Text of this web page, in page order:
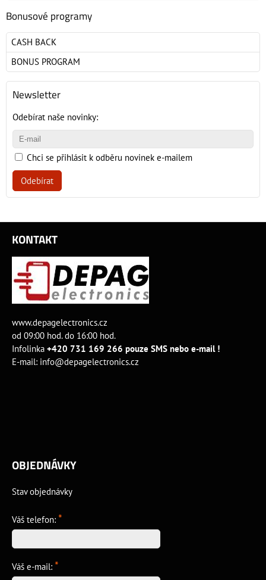
Bonusové programy
CASH BACK
BONUS PROGRAM
Newsletter
Odebírat naše novinky:
Chci se přihlásit k odběru novinek e-mailem
Odebírat
KONTAKT
www.depagelectronics.cz
od 09:00 hod. do 16:00 hod.
Infolinka +420 731 169 266 pouze SMS nebo e-mail !
E-mail: info@depagelectronics.cz
OBJEDNÁVKY
Stav objednávky
Váš telefon: *
Váš e-mail: *